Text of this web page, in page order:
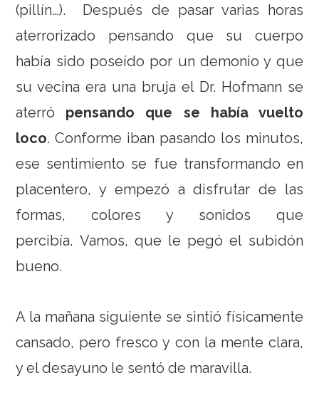
(pillín…). Después de pasar varias horas
aterrorizado pensando que su cuerpo
había sido poseído por un demonio y que
su vecina era una bruja el Dr. Hofmann se
aterró pensando que se había vuelto
loco. Conforme iban pasando los minutos,
ese sentimiento se fue transformando en
placentero, y empezó a disfrutar de las
formas, colores y sonidos que
percibía. Vamos, que le pegó el subidón
bueno.
A la mañana siguiente se sintió físicamente
cansado, pero fresco y con la mente clara,
y el desayuno le sentó de maravilla.